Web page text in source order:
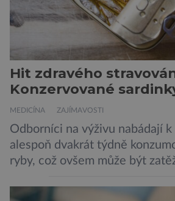
Hit zdravého
Konzervované
MEDICÍNA ZAJÍMAVOSTI
Odborníci na výživu nabádají
alespoň dvakrát týdně
ryby, což ovšem může být
doporučení se nyní staly